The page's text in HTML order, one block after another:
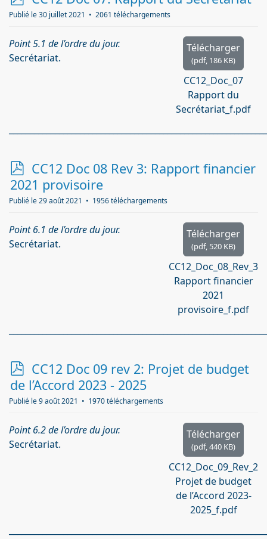
d
Publié le 30 juillet 2021 2061 téléchargements
Télécharger
(pdf, 186 KB)
CC12_Doc_07
Rapport du
Secrétariat_f.pdf
Point 5.1 de l’ordre du jour.
Secrétariat.
p
d
f
CC12 Doc 08 Rev 3: Rapport financier
2021 provisoire
Publié le 29 août 2021 1956 téléchargements
Télécharger
(pdf, 520 KB)
CC12_Doc_08_Rev_3
Rapport financier
2021
provisoire_f.pdf
Point 6.1 de l’ordre du jour.
Secrétariat.
p
d
f
CC12 Doc 09 rev 2: Projet de budget
de l’Accord 2023 - 2025
Publié le 9 août 2021 1970 téléchargements
Télécharger
(pdf,440 KB)
CC12_Doc_09_Rev_2
Projet de budget
de l’Accord 2023-
2025_f.pdf
Point 6.2 de l’ordre du jour.
Secrétariat.